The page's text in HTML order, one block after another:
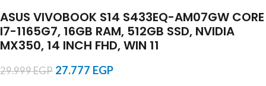
ASUS VIVOBOOK S14 S433EQ-AM07GW CORE
I7-1165G7, 16GB RAM, 512GB SSD, NVIDIA
MX350, 14 INCH FHD, WIN 11
29.999EGP 27.777 EGP